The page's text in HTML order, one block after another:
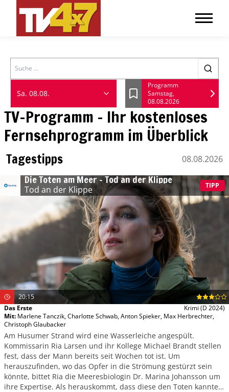
Search
Sa. 08.08. Lesezeichen
Programm
Samstag,
08.08.2026
TV-Programm - Ihr kostenloses
Fernsehprogramm im Überblick
Tagestipps
Samstag, 08 August 08.08.2026
Die Toten am Meer – Tod an der Klippe
Tod an der Klippe TIPP
20:15
Das Erste
Krimi (D 2024)
Mit: Marlene Tanczik,Charlotte Schwab,Anton Spieker, Max Herbrechter,
Christoph Glaubacker
Am Husumer Strand wird eine Wasserleiche angespült.
Kommissarin Ria Larsen und ihr Kollege Michael Brandt stellen
fest, dass der Mann bereits seit Wochen tot ist. Um
herauszufinden, wo das Opfer in die Strömung gestürzt sein
könnte, bittet Ria die Meeresbiologin Dr. Marina Johansson um
ihre Expertise. Als herauskommt, dass diese den Toten kannte,